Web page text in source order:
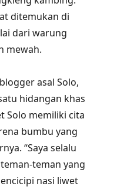
ditemukan di
dari warung
mewah.
asal Solo,
hidangan khas
Solo memiliki cita
bumbu yang
“Saya selalu
teman yang
nasi liwet